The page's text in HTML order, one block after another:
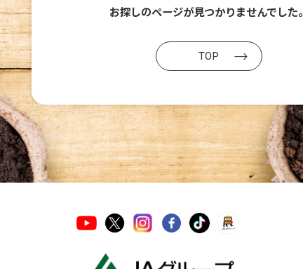
お探しのページが見つかりませんでした。
TOP